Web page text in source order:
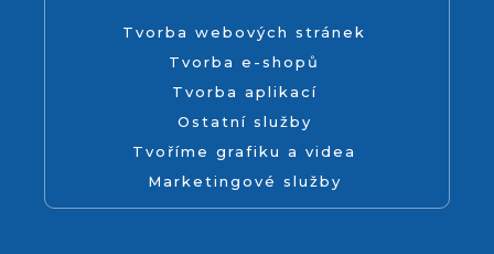
Tvorba webových stránek
Tvorba e-shopů
Tvorba aplikací
Ostatní služby
Tvoříme grafiku a videa
Marketingové služby